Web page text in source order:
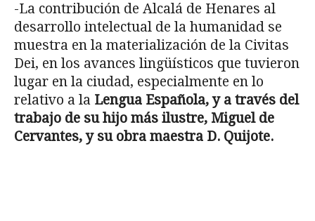
-La contribución de Alcalá de Henares al
desarrollo intelectual de la humanidad se
muestra en la materialización de la Civitas
Dei, en los avances lingüísticos que tuvieron
lugar en la ciudad, especialmente en lo
relativo a la Lengua Española, y a través del
trabajo de su hijo más ilustre, Miguel de
Cervantes, y su obra maestra D. Quijote.